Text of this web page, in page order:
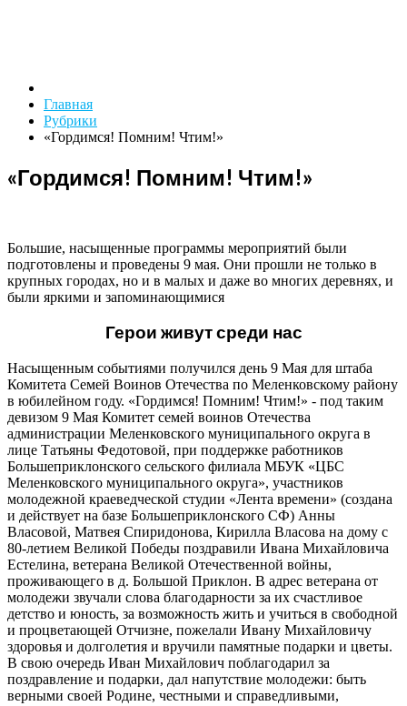
Главная
Рубрики
«Гордимся! Помним! Чтим!»
«Гордимся! Помним! Чтим!»
Большие, насыщенные программы мероприятий были
подготовлены и проведены 9 мая. Они прошли не только в
крупных городах, но и в малых и даже во многих деревнях, и
были яркими и запоминающимися
Герои живут среди нас
Насыщенным событиями получился день 9 Мая для штаба
Комитета Семей Воинов Отечества по Меленковскому району
в юбилейном году. «Гордимся! Помним! Чтим!» - под таким
девизом 9 Мая Комитет семей воинов Отечества
администрации Меленковского муниципального округа в
лице Татьяны Федотовой, при поддержке работников
Большеприклонского сельского филиала МБУК «ЦБС
Меленковского муниципального округа», участников
молодежной краеведческой студии «Лента времени» (создана
и действует на базе Большеприклонского СФ) Анны
Власовой, Матвея Спиридонова, Кирилла Власова на дому с
80-летием Великой Победы поздравили Ивана Михайловича
Естелина, ветерана Великой Отечественной войны,
проживающего в д. Большой Приклон. В адрес ветерана от
молодежи звучали слова благодарности за их счастливое
детство и юность, за возможность жить и учиться в свободной
и процветающей Отчизне, пожелали Ивану Михайловичу
здоровья и долголетия и вручили памятные подарки и цветы.
В свою очередь Иван Михайлович поблагодарил за
поздравление и подарки, дал напутствие молодежи: быть
верными своей Родине, честными и справедливыми,